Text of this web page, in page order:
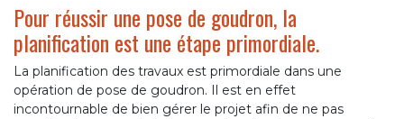
Pour réussir une pose de goudron, la
planification est une étape primordiale.
La planification des travaux est primordiale dans une
opération de pose de goudron. Il est en effet
incontournable de bien gérer le projet afin de ne pas